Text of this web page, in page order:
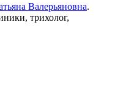
Валерьяновна.
трихолог,